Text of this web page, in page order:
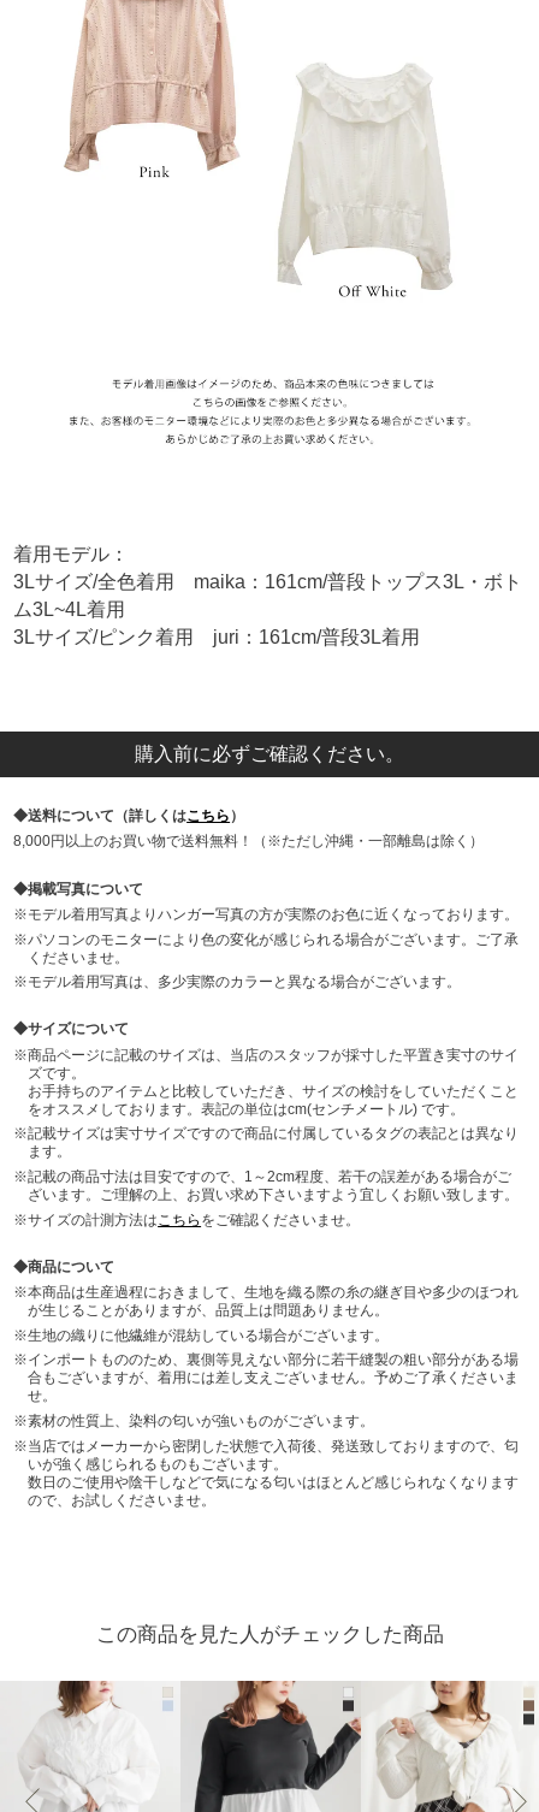
着用モデル：
3Lサイズ/全色着用 maika：161cm/普段トップス3L・ボト
ム3L~4L着用
3Lサイズ/ピンク着用 juri：161cm/普段3L着用
購入前に必ずご確認ください。
送料について（詳しくはこちら ）
8,000円以上のお買い物で送料無料！（※ただし沖縄・一部離島は除く）
掲載写真について
モデル着用写真よりハンガー写真の方が実際のお色に近くなっております。
パソコンのモニターにより色の変化が感じられる場合がございます。ご了承
くださいませ。
モデル着用写真は、多少実際のカラーと異なる場合がございます。
サイズについて
商品ページに記載のサイズは、当店のスタッフが採寸した平置き実寸のサイ
ズです。
お手持ちのアイテムと比較していただき、サイズの検討をしていただくこと
をオススメしております。表記の単位はcm(センチメートル) です。
記載サイズは実寸サイズですので商品に付属しているタグの表記とは異なり
ます。
記載の商品寸法は目安ですので、1～2cm程度、若干の誤差がある場合がご
ざいます。ご理解の上、お買い求め下さいますよう宜しくお願い致します。
サイズの計測方法は こちら をご確認くださいませ。
商品について
本商品は生産過程におきまして、生地を織る際の糸の継ぎ目や多少のほつれ
が生じることがありますが、品質上は問題ありません。
生地の織りに他繊維が混紡している場合がございます。
インポートもののため、裏側等見えない部分に若干縫製の粗い部分がある場
合もございますが、着用には差し支えございません。予めご了承くださいま
せ。
素材の性質上、染料の匂いが強いものがございます。
当店ではメーカーから密閉した状態で入荷後、発送致しておりますので、匂
いが強く感じられるものもございます。
数日のご使用や陰干しなどで気になる匂いはほとんど感じられなくなります
ので、お試しくださいませ。
この商品を見た人がチェックした商品